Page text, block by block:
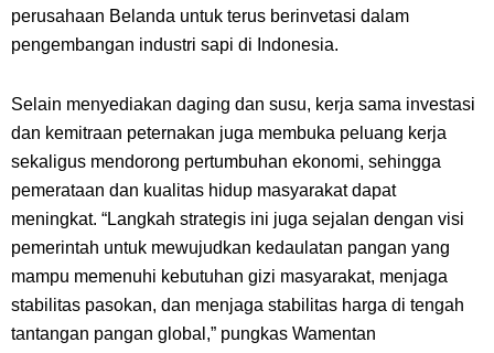
perusahaan Belanda untuk terus berinvetasi dalam
pengembangan industri sapi di Indonesia.
Selain menyediakan daging dan susu, kerja sama investasi
dan kemitraan peternakan juga membuka peluang kerja
sekaligus mendorong pertumbuhan ekonomi, sehingga
pemerataan dan kualitas hidup masyarakat dapat
meningkat. “Langkah strategis ini juga sejalan dengan visi
pemerintah untuk mewujudkan kedaulatan pangan yang
mampu memenuhi kebutuhan gizi masyarakat, menjaga
stabilitas pasokan, dan menjaga stabilitas harga di tengah
tantangan pangan global,” pungkas Wamentan